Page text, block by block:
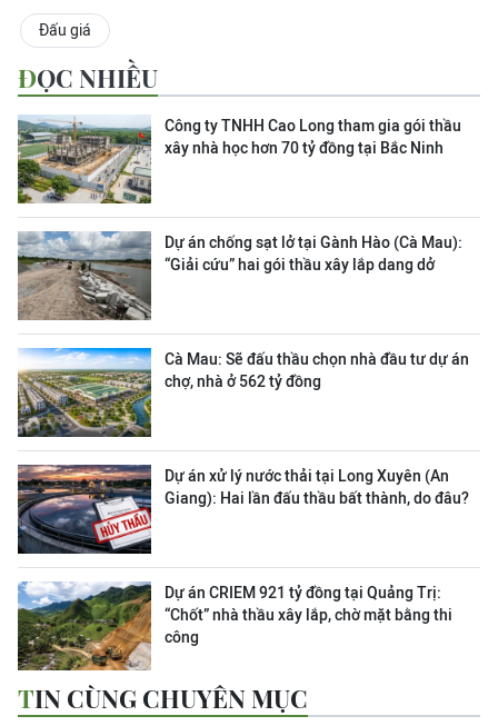
Đấu giá
ĐỌC NHIỀU
Công ty TNHH Cao Long tham gia gói thầu
xây nhà học hơn 70 tỷ đồng tại Bắc Ninh
Dự án chống sạt lở tại Gành Hào (Cà Mau):
“Giải cứu” hai gói thầu xây lắp dang dở
Cà Mau: Sẽ đấu thầu chọn nhà đầu tư dự án
chợ, nhà ở 562 tỷ đồng
Dự án xử lý nước thải tại Long Xuyên (An
Giang): Hai lần đấu thầu bất thành, do đâu?
Dự án CRIEM 921 tỷ đồng tại Quảng Trị:
“Chốt” nhà thầu xây lắp, chờ mặt bằng thi
công
TIN CÙNG CHUYÊN MỤC